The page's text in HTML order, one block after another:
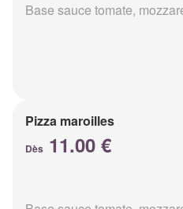
Base sauce tomate,
Pizza maroilles
Dès 11.00 €